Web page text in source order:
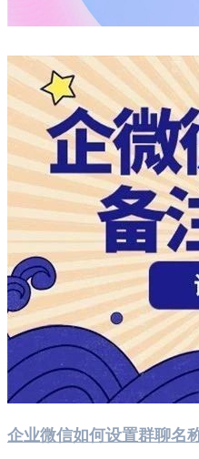
企业微信如何设置群聊名